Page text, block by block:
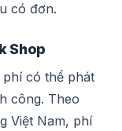
có đơn.
Shop
có thể phát
công. Theo
Việt Nam, phí